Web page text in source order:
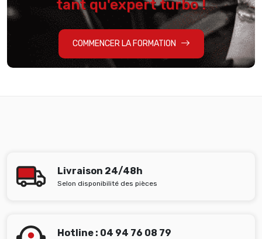
tant qu'expert turbo !
COMMENCER LA FORMATION
Livraison 24/48h
Selon disponibilité des pièces
Hotline : 04 94 76 08 79